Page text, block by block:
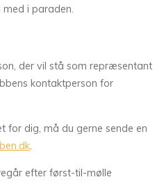
med i paraden.
der vil stå som repræsentant
kontaktperson for
for dig, må du gerne sende en
efter først-til-mølle